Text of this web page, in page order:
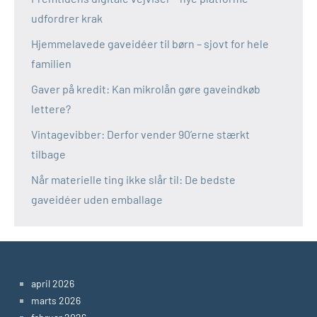
udfordrer krak
Hjemmelavede gaveidéer til børn – sjovt for hele
familien
Gaver på kredit: Kan mikrolån gøre gaveindkøb
lettere?
Vintagevibber: Derfor vender 90’erne stærkt
tilbage
Når materielle ting ikke slår til: De bedste
gaveidéer uden emballage
april 2026
marts 2026